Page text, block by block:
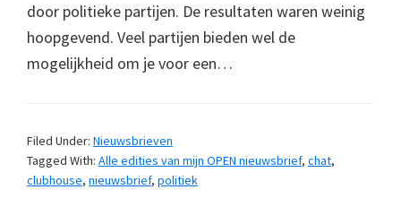
door politieke partijen. De resultaten waren weinig
hoopgevend. Veel partijen bieden wel de
mogelijkheid om je voor een…
Filed Under: Nieuwsbrieven
Tagged With: Alle edities van mijn OPEN nieuwsbrief, chat,
clubhouse, nieuwsbrief, politiek